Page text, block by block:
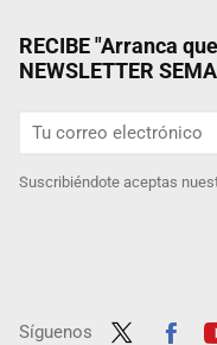
RECIBE "Arranca
NEWSLETTER
Suscribiéndote aceptas
Síguenos